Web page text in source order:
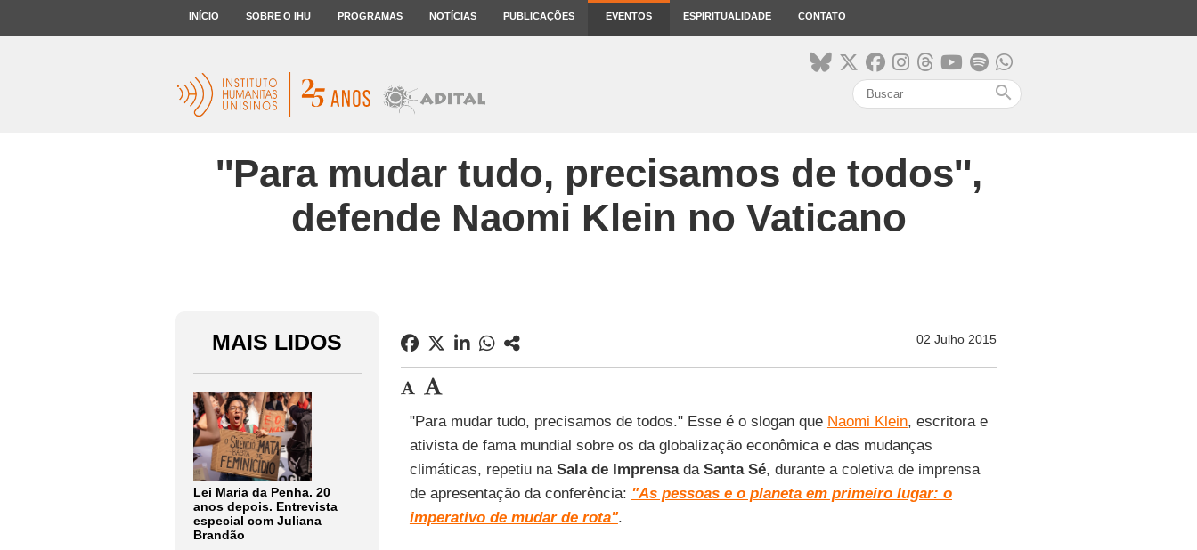
INÍCIO SOBRE O IHU PROGRAMAS NOTÍCIAS PUBLICAÇÕES EVENTOS ESPIRITUALIDADE CONTATO
search
''Para mudar tudo, precisamos de todos'',
defende Naomi Klein no Vaticano
MAIS LIDOS
Lei Maria da Penha. 20
anos depois. Entrevista
especial com Juliana
Brandão
02 Julho 2015
"Para mudar tudo, precisamos de todos." Esse é o slogan que Naomi Klein, escritora e
ativista de fama mundial sobre os da globalização econômica e das mudanças
climáticas, repetiu na Sala de Imprensada Santa Sé, durante a coletiva de imprensa
de apresentação da conferência: "As pessoas e o planeta em primeiro lugar: o
imperativo de mudar de rota".